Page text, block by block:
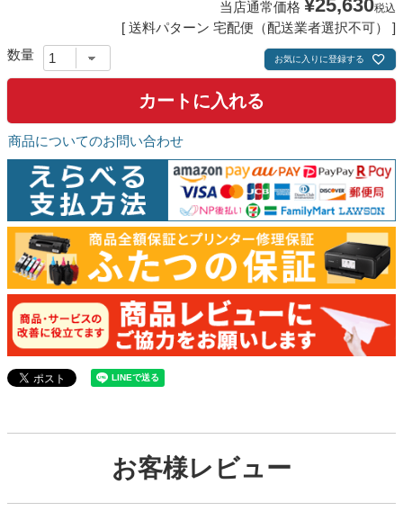
当店通常価格 ¥25,630税込
送料パターン 宅配便（配送業者選択不可）
お気に入りに登録する
カートに入れる
商品についてのお問い合わせ
お客様レビュー